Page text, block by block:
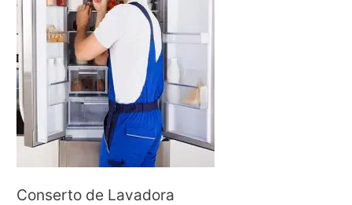
Conserto de Lavadora